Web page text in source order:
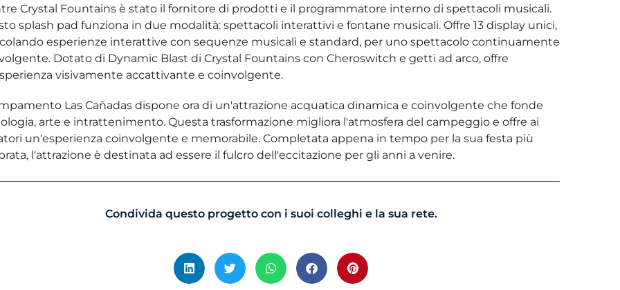
Crystal Fountains è stato il fornitore di prodotti e il programmatore interno di spettacoli musicali.
splash pad funziona in due modalità: spettacoli interattivi e fontane musicali. Offre 13 display unici,
esperienze interattive con sequenze musicali e standard, per uno spettacolo continuamente
Dotato di Dynamic Blast di Crystal Fountains con Cheroswitch e getti ad arco, offre
visivamente accattivante e coinvolgente.
Las Cañadas dispone ora di un'attrazione acquatica dinamica e coinvolgente che fonde
arte e intrattenimento. Questa trasformazione migliora l'atmosfera del campeggio e offre ai
un'esperienza coinvolgente e memorabile. Completata appena in tempo per la sua festa più
l'attrazione è destinata ad essere il fulcro dell'eccitazione per gli anni a venire.
Condivida questo progetto con i suoi colleghi e la sua rete.